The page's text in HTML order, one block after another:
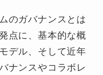
のガバナンスとは
点に、基本的な概
デル、そして近年
ナンスやコラボレ